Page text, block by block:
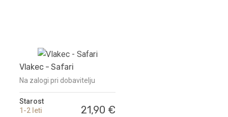
Vlakec - Safari
Na zalogi pri dobavitelju
Starost
1-2 leti
21,90 €